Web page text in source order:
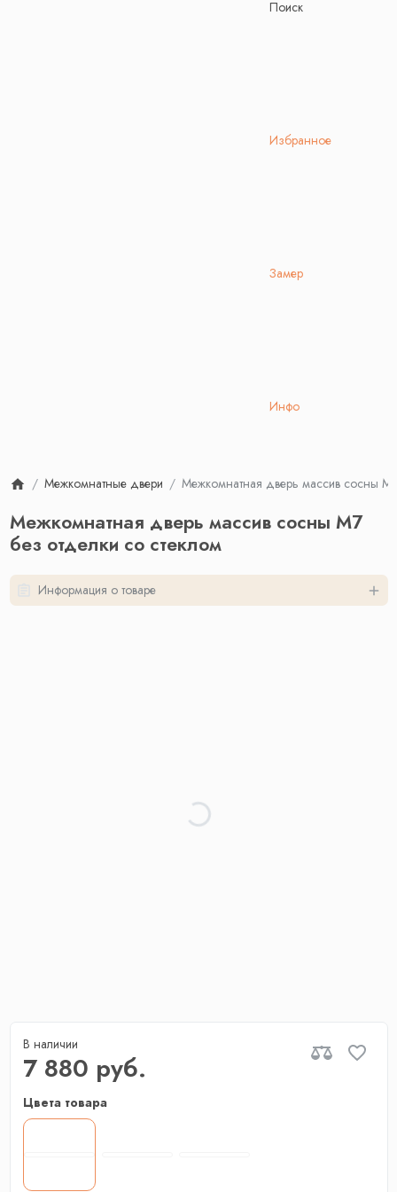
Поиск
Избранное
Замер
Инфо
Межкомнатные двери Межкомнатная дверь массив сосны
Межкомнатная дверь массив сосны М7
без отделки со стеклом
Информация о товаре
В наличии
7 880 руб.
Цвета товара